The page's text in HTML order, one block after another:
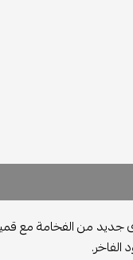
جديد من الفخامة مع
الفاخر.